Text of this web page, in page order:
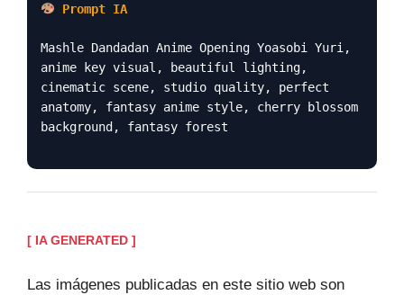
Prompt IA
Mashle Dandadan Anime Opening Yoasobi Yuri,
anime key visual, beautiful lighting,
cinematic scene, studio quality, perfect
anatomy, fantasy anime style, cherry blossom
background, fantasy forest
[ IA GENERATED ]
Las imágenes publicadas en este sitio web son